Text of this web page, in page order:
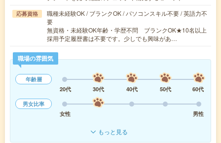
応募資格
職種未経験OK / ブランクOK / パソコンスキル不要 / 英語力不
要
無資格・未経験OK年齢・学歴不問 ブランクOK★10名以上
採用予定履歴書は不要です。少しでも興味があ…
職場の雰囲気
年齢層
20代
30代 40代 50代
60代
男女比率
女性
男性
もっと見る